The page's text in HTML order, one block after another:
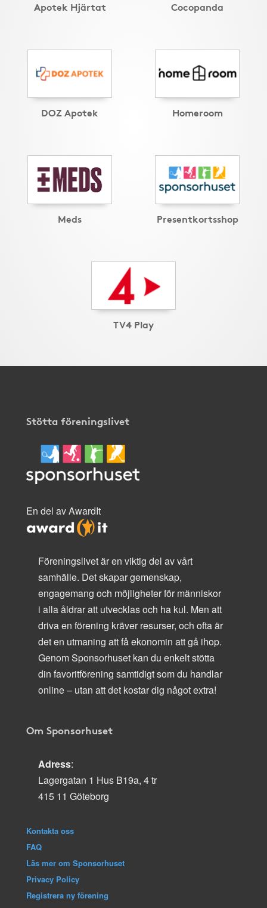
Apotek Hjärtat Cocopanda
DOZ Apotek Homeroom
Meds Presentkortsshop
TV4 Play
Stötta föreningslivet
En del av AwardIt
Föreningslivet är en viktig del av vårt
samhälle. Det skapar gemenskap,
engagemang och möjligheter för människor
i alla åldrar att utvecklas och ha kul. Men att
driva en förening kräver resurser, och ofta är
det en utmaning att få ekonomin att gå ihop.
Genom Sponsorhuset kan du enkelt stötta
din favoritförening samtidigt som du handlar
online – utan att det kostar dig något extra!
Om Sponsorhuset
Adress:
Lagergatan 1 Hus B19a, 4 tr
415 11 Göteborg
Kontakta oss
FAQ
Läs mer om Sponsorhuset
Privacy Policy
Registrera ny förening